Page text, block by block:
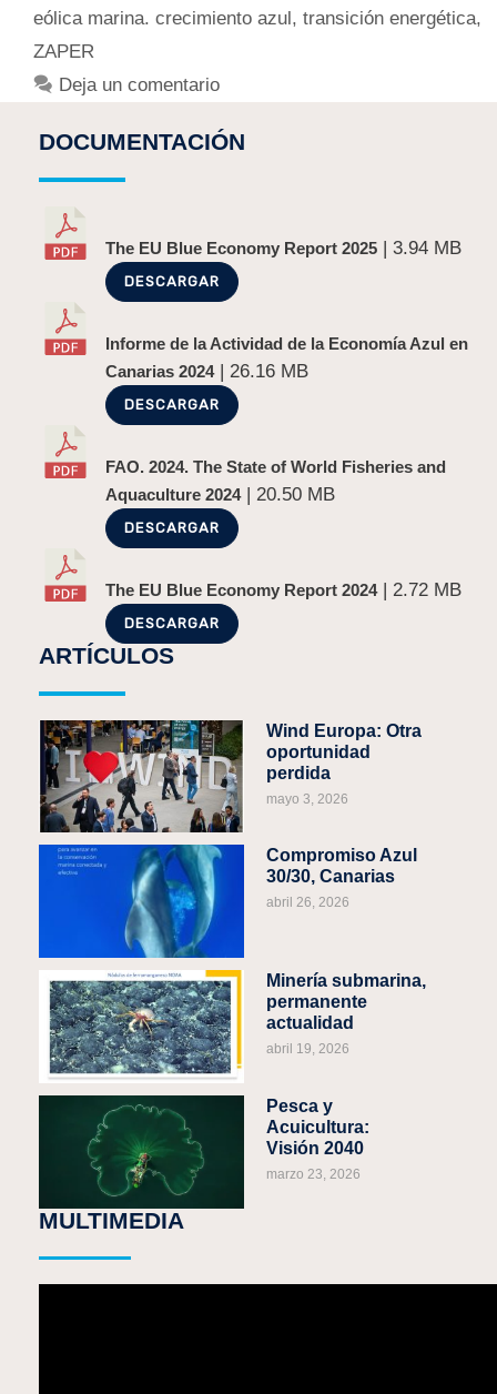
eólica marina. crecimiento azul , transición energética,
ZAPER
Deja un comentario
DOCUMENTACIÓN
The EU Blue Economy Report 2025 | 3.94 MB
DESCARGAR
Informe de la Actividad de la Economía Azul en
Canarias 2024| 26.16 MB
DESCARGAR
FAO. 2024. The State of World Fisheries and
Aquaculture 2024| 20.50 MB
DESCARGAR
The EU Blue Economy Report 2024| 2.72 MB
DESCARGAR
ARTÍCULOS
Wind Europa: Otra
oportunidad
perdida
mayo 3, 2026
Compromiso Azul
30/30, Canarias
abril 26, 2026
Minería submarina,
permanente
actualidad
abril 19, 2026
Pesca y
Acuicultura:
Visión 2040
marzo 23, 2026
MULTIMEDIA